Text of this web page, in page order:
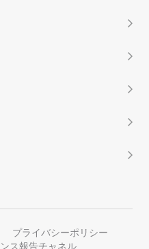
プライバシーポリシー
ス報告チャネル